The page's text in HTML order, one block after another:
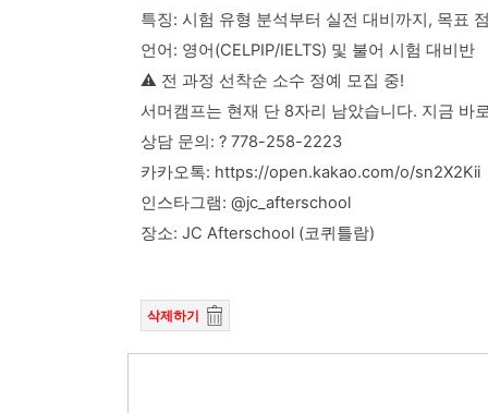
특징: 시험 유형 분석부터 실전 대비까지, 목표
언어: 영어(CELPIP/IELTS) 및 불어 시험 대비반
⚠️ 전 과정 선착순 소수 정예 모집 중!
서머캠프는 현재 단 8자리 남았습니다. 지금 바
상담 문의: ? 778-258-2223
카카오톡: https://open.kakao.com/o/sn2X2Kii
인스타그램: @jc_afterschool
장소: JC Afterschool (코퀴틀람)
삭제하기